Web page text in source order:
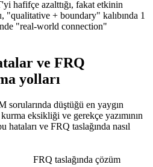
hafifçe azalttığı, fakat etkinin
+ boundary" kalıbında 1
"real-world connection"
ve FRQ
yolları
sorularında düştüğü en yaygın
eksikliği ve gerekçe yazımının
hataları ve FRQ taslağında nasıl
FRQ taslağında çözüm